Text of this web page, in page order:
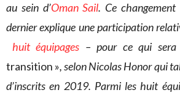
au sein d’Oman Sail. Ce changement
dernier explique une participation
huit équipages – pour ce qui sera
transition », selon Nicolas Honor qui
d’inscrits en 2019. Parmi les huit